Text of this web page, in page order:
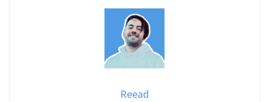
Reead